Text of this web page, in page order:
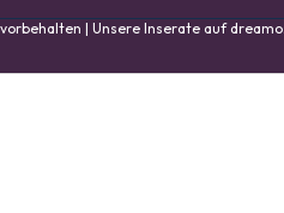
| Unsere Inserate auf